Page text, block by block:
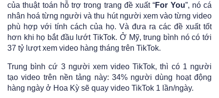
của thuật toán hỗ trợ trong trang đề xuất “For You”, nó cá
nhân hoá từng người và thu hút người xem vào từng video
phù hợp với tính cách của họ. Và đưa ra các đề xuất tốt
hơn khi họ bắt đầu lướt TikTok. Ở Mỹ, trung bình nó có tới
37 tỷ lượt xem video hàng tháng trên TikTok.
Trung bình cứ 3 người xem video TikTok, thì có 1 người
tạo video trên nền tảng này: 34% người dùng hoạt động
hàng ngày ở Hoa Kỳ sẽ quay video TikTok 1 lần/ngày.